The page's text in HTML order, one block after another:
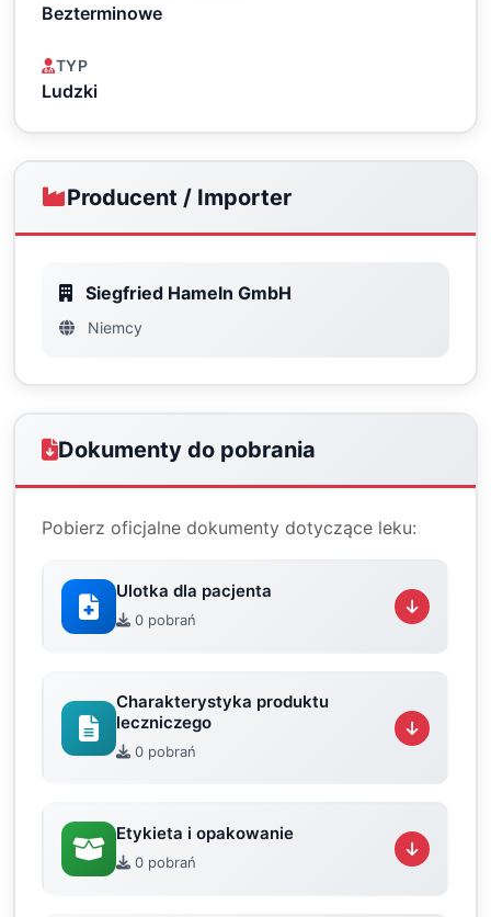
Bezterminowe
TYP
Ludzki
Producent / Importer
Siegfried Hameln GmbH
Niemcy
Dokumenty do pobrania
Pobierz oficjalne dokumenty dotyczące leku:
Ulotka dla pacjenta
0 pobrań
Charakterystyka produktu
leczniczego
0 pobrań
Etykieta i opakowanie
0 pobrań